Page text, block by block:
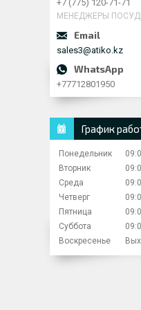
+7 (775) 120-71-71
МЕНЕДЖЕРЫ
sales3@atiko.kz
+77712801950
График
Понедельник
Вторник
Среда
Четверг
Пятница
Суббота
Воскресенье